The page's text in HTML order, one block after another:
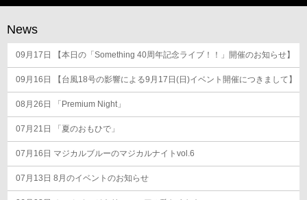
ゲ
ー
シ
ョ
ン
News
09月17日 【本日の「Something 40周年記念ライブ！！」開催のお知らせ】
09月16日 【台風18号の影響による9月17日(日)イベント開催につきまして】
08月26日 「Premium Night」
07月21日 「夏のおもひで」
07月16日 マジカルブルーのマジカルナイトvol.6
07月13日 8月のイベントのお知らせ